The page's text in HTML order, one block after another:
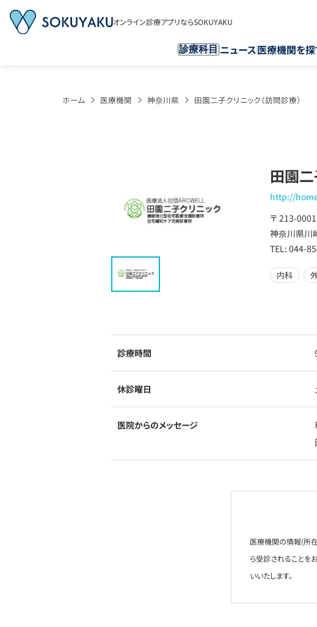
オンライン診療アプリならSOKUYAKU
診療科目 ニュース医療機関を探
ホーム 医療機関 神奈川県 田園二子クリニック（訪問診療）
田園二
http://
〒 213-0001
神奈川県川
TEL: 044-
内科
診療時間
休診曜日
医院からのメッセージ
医療機関の情報(所
ら受診されることを
いいたします。